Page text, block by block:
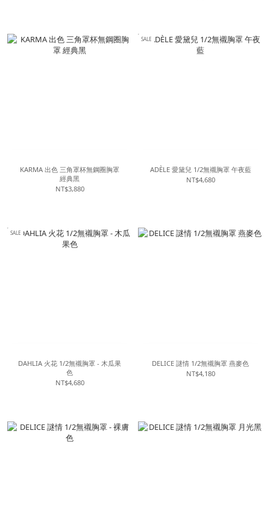
KARMA 出色 三角罩杯無鋼圈胸罩
經典黑
NT$3,880
SALE
ADÈLE 愛黛兒 1/2無襯胸罩 午夜藍
NT$4,680
SALE
DAHLIA 火花 1/2無襯胸罩 - 木瓜果
色
NT$4,680
DELICE 謎情 1/2無襯胸罩 燕麥色
NT$4,180